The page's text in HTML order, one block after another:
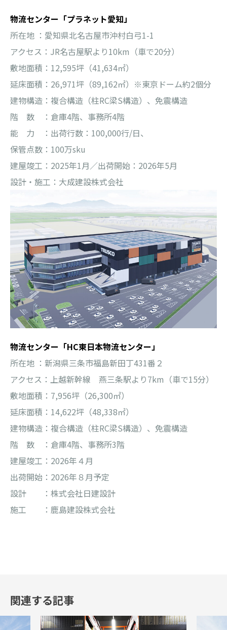
物流センター「プラネット愛知」
所在地 ：愛知県北名古屋市沖村白弓1-1
アクセス：JR名古屋駅より10km（車で20分）
敷地面積：12,595坪（41,634㎡）
延床面積：26,971坪（89,162㎡）※東京ドーム約2個分
建物構造：複合構造（柱RC梁S構造）、免震構造
階 数 ：倉庫4階、事務所4階
能 力 ：出荷行数：100,000行/日、
保管点数：100万sku
建屋竣工：2025年1月／出荷開始：2026年5月
設計・施工：大成建設株式会社
物流センター「HC東日本物流センター」
所在地 ： 新潟県三条市福島新田丁431番２
アクセス： 上越新幹線 燕三条駅より7km（車で15分）
敷地面積：7,956坪（26,300㎡）
延床面積：14,622坪（48,338㎡）
建物構造：複合構造（柱RC梁S構造）、免震構造
階 数 ：倉庫4階、事務所3階
建屋竣工：2026年４月
出荷開始：2026年８月予定
設計 ：株式会社日建設計
施工 ：鹿島建設株式会社
関連する記事